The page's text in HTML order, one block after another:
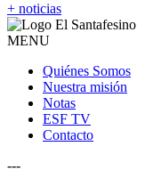
+ noticias
MENU
Quiénes Somos
Nuestra misión
Notas
ESF TV
Contacto
---